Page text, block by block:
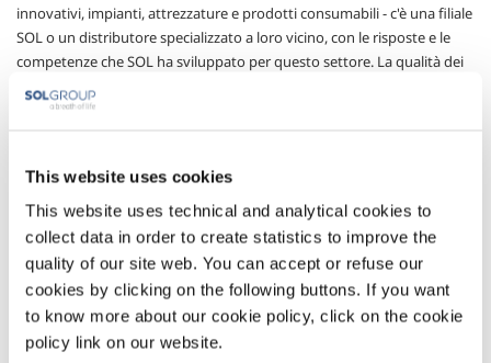
This website uses cookies
This website uses technical and analytical cookies to
collect data in order to create statistics to improve the
quality of our site web. You can accept or refuse our
cookies by clicking on the following buttons. If you want
to know more about our cookie policy, click on the cookie
policy link on our website.
innovativi, impianti, attrezzature e prodotti consumabili - c'è una filiale
SOL o un distributore specializzato a loro vicino, con le risposte e le
competenze che SOL ha sviluppato per questo settore. La qualità dei
gas e delle miscele fornite, la disponibilità di generatori di miscele
speciali installabili direttamente presso i clienti, l’assistenza nell’utilizzo
grado di aiutare i clienti a raggiungere gli obiettivi di innovazione dei
processi, di qualità della produzione e di contenimento dei costi che
sono alla base dello sviluppo del settore.
Settori di Applicazione
Trattamento termico